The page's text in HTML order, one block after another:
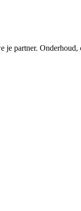
je partner. Onderhoud,